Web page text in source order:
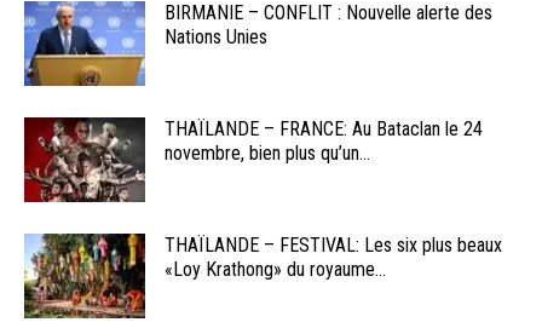
BIRMANIE – CONFLIT : Nouvelle alerte des
Nations Unies
THAÏLANDE – FRANCE: Au Bataclan le 24
novembre, bien plus qu’un...
THAÏLANDE – FESTIVAL: Les six plus beaux
«Loy Krathong» du royaume...